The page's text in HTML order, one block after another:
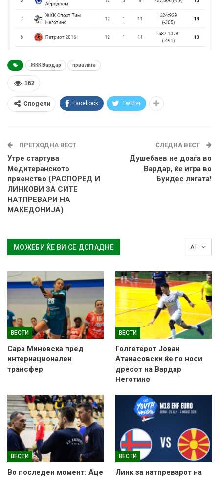
ЖКК Вардар прва лига
162
Сподели Facebook Twitter
ПРЕТХОДНА ВЕСТ
Утре стартува
Медитеранското
првенство (РАСПОРЕД И
ЛИНКОВИ ЗА СИТЕ
НАТПРЕВАРИ НА
МАКЕДОНИЈА)
СЛЕДНА ВЕСТ
Душебаев не доаѓа во
Вардар, ќе игра во
Бундес лигата!
All
МОЖЕБИ ЌЕ ВИ СЕ ДОПАДНЕ
ВЕСТИ
Сара Миновска пред
интернационален
трансфер
ВЕСТИ
Голгетерот Јован
Атанасовски ќе го носи
дресот на Вардар
Неготино
ВЕСТИ
Во последен момент: Аце
ВЕСТИ
Линк за натпреварот на